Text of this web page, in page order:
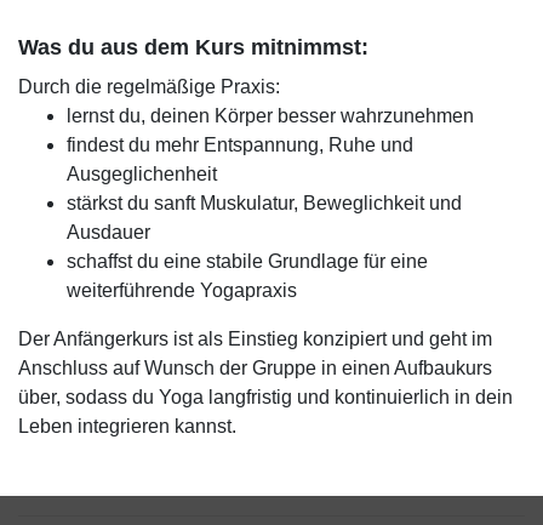
Was du aus dem Kurs mitnimmst:
Durch die regelmäßige Praxis:
lernst du, deinen Körper besser wahrzunehmen
findest du mehr Entspannung, Ruhe und
Ausgeglichenheit
stärkst du sanft Muskulatur, Beweglichkeit und
Ausdauer
schaffst du eine stabile Grundlage für eine
weiterführende Yogapraxis
Der Anfängerkurs ist als Einstieg konzipiert und geht im
Anschluss auf Wunsch der Gruppe in einen Aufbaukurs
über, sodass du Yoga langfristig und kontinuierlich in dein
Leben integrieren kannst.